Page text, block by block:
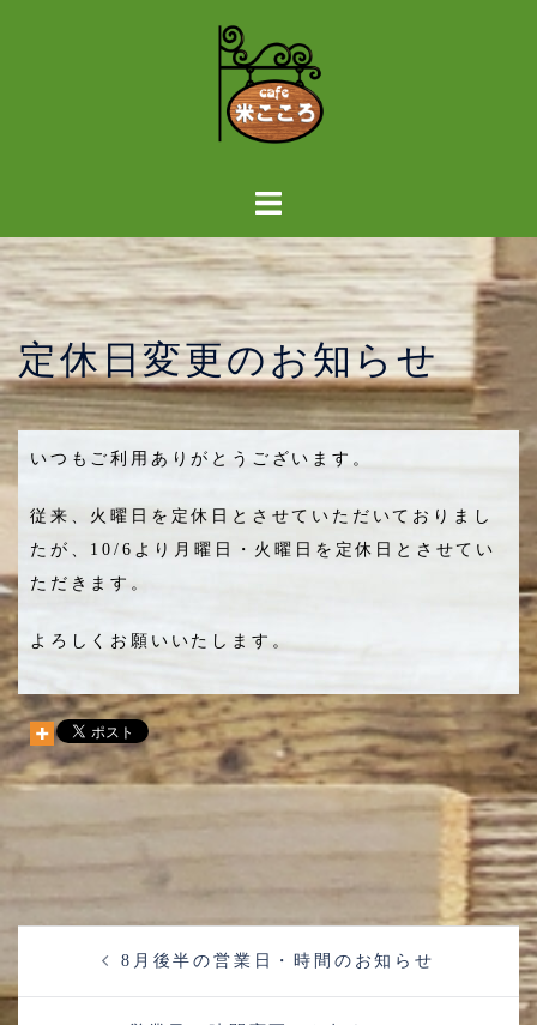
定休日変更のお知らせ
いつもご利用ありがとうございます。
従来、火曜日を定休日とさせていただいておりまし
たが、10/6より月曜日・火曜日を定休日とさせてい
ただきます。
よろしくお願いいたします。
8月後半の営業日・時間のお知らせ